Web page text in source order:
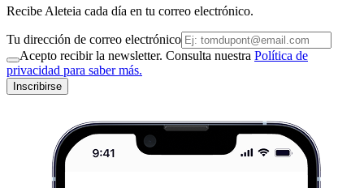
Recibe Aleteia cada día en tu correo electrónico.
Tu dirección de correo electrónico
Acepto recibir la newsletter. Consulta nuestra Política de
privacidad para saber más.
Inscribirse